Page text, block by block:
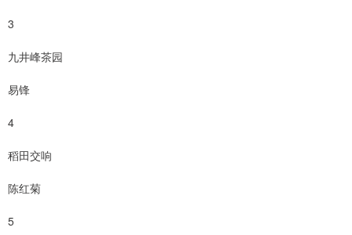
3
九井峰茶园
易锋
4
稻田交响
陈红菊
5